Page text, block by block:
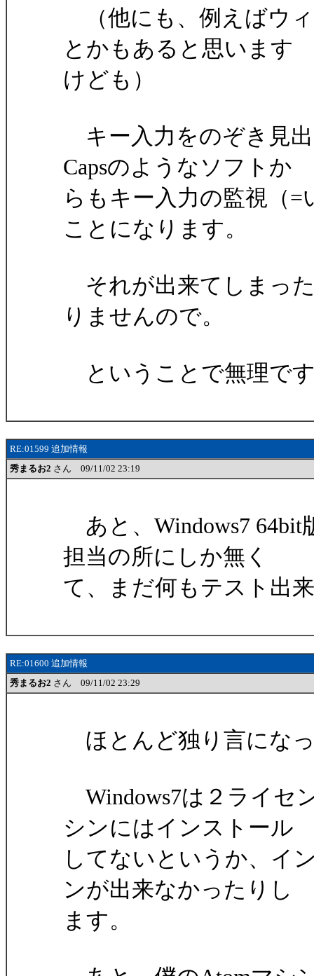
（他にも、例えばウ
とかもあると思います
けども）
キー入力をのぞき見
Capsのようなソフトか
らもキー入力の監視（
ことになります。
それが出来てしまっ
りませんので。
ということで無理で
RE:01599 追加情報
秀まるお2 さん 09/11/02 23:19
あと、Windows7
担当の所にしか無く
て、まだ何もテスト出
RE:01600 追加情報
秀まるお2 さん 09/11/02 23:29
ほとんど独り言にな
Windows7は２ライセ
シンにはインストール
してないというか、イ
ンが出来なかったりし
ます。